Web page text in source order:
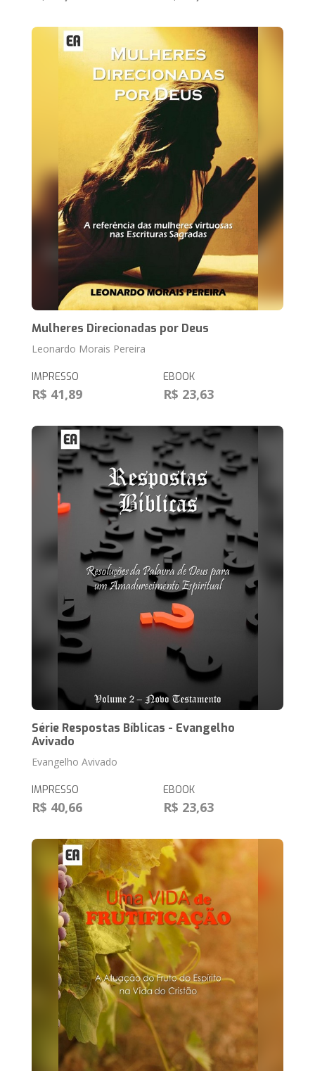
Mulheres Direcionadas por Deus
Leonardo Morais Pereira
IMPRESSO
R$ 41,89
EBOOK
R$ 23,63
Série Respostas Bíblicas - Evangelho
Avivado
Evangelho Avivado
IMPRESSO
R$ 40,66
EBOOK
R$ 23,63